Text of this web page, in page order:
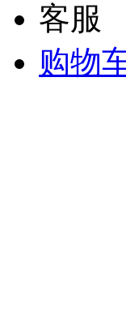
客服
购物